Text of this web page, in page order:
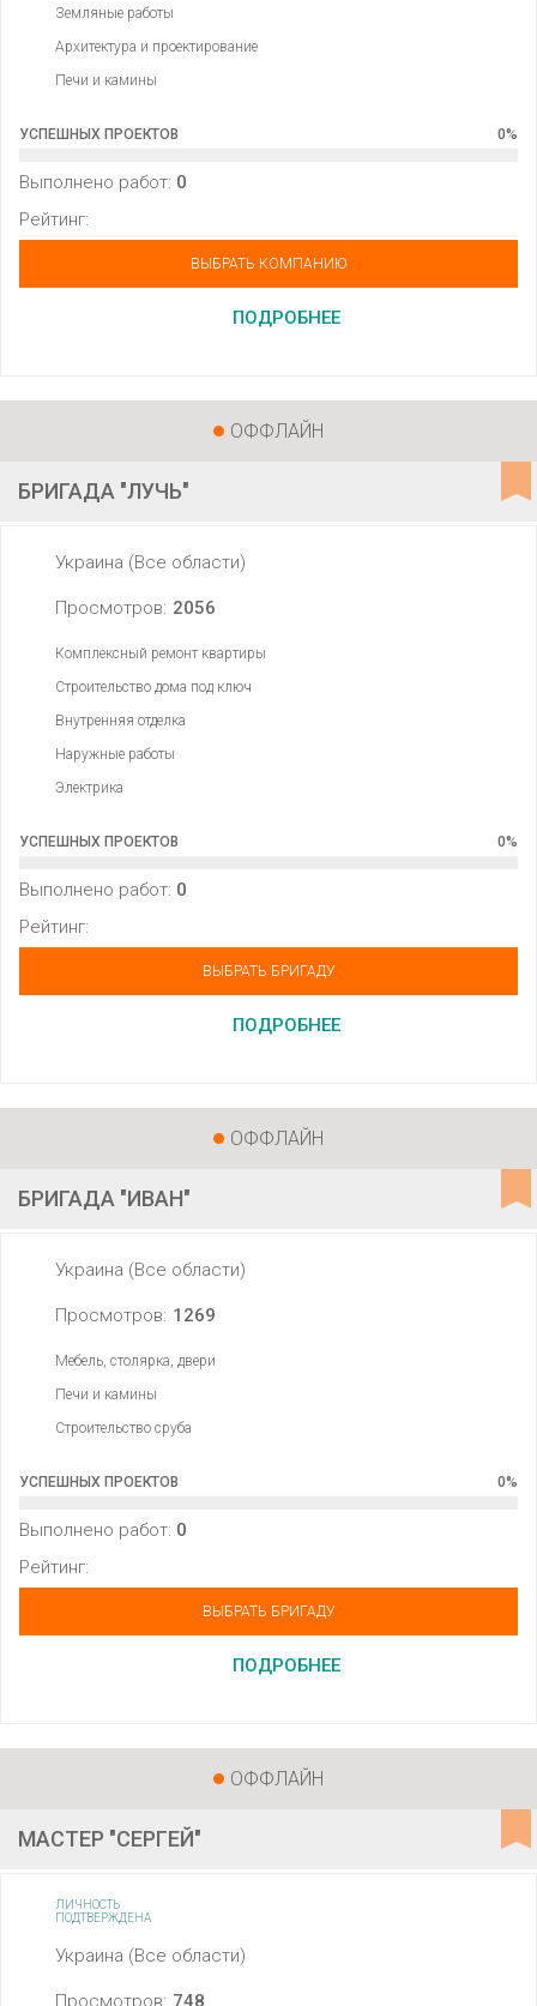
Земляные работы
Архитектура и проектирование
Печи и камины
УСПЕШНЫХ ПРОЕКТОВ 0%
Выполнено работ: 0
Рейтинг:
ВЫБРАТЬ КОМПАНИЮ
ПОДРОБНЕЕ
ОФФЛАЙН
БРИГАДА "ЛУЧЬ"
Украина (Все области)
Просмотров: 2056
Комплексный ремонт квартиры
Строительство дома под ключ
Внутренняя отделка
Наружные работы
Электрика
УСПЕШНЫХ ПРОЕКТОВ 0%
Выполнено работ: 0
Рейтинг:
ВЫБРАТЬ БРИГАДУ
ПОДРОБНЕЕ
ОФФЛАЙН
БРИГАДА "ИВАН"
Украина (Все области)
Просмотров: 1269
Мебель, столярка, двери
Печи и камины
Строительство сруба
УСПЕШНЫХ ПРОЕКТОВ 0%
Выполнено работ: 0
Рейтинг:
ВЫБРАТЬ БРИГАДУ
ПОДРОБНЕЕ
ОФФЛАЙН
МАСТЕР "СЕРГЕЙ"
ЛИЧНОСТЬ
ПОДТВЕРЖДЕНА
Украина (Все области)
Просмотров: 748